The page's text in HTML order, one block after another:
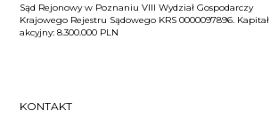
Sąd Rejonowy w Poznaniu VIII Wydział Gospodarczy
Krajowego Rejestru Sądowego KRS 0000097896. Kapitał
akcyjny: 8.300.000 PLN
KONTAKT